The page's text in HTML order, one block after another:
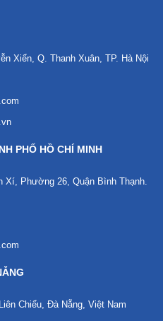
Xiển, Q. Thanh Xuân, TP. Hà Nội
PHỐ HỒ CHÍ MINH
Xí, Phường 26, Quận Bình Thạnh.
Chiểu, Đà Nẵng, Việt Nam